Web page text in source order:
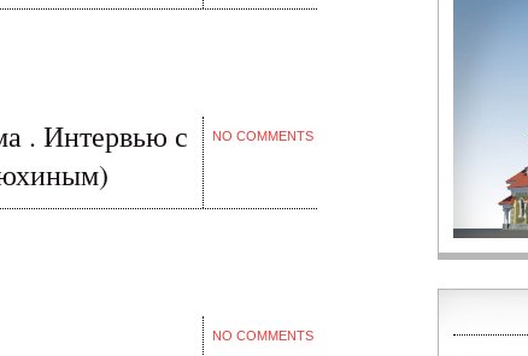
. Интервью с
NO COMMENTS
NO COMMENTS